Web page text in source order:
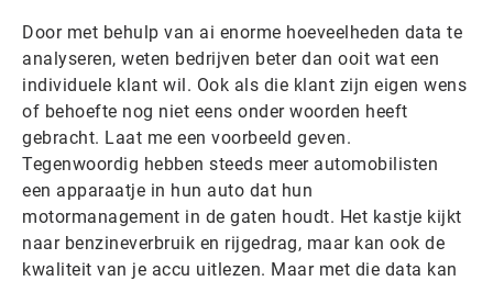
Door met behulp van ai enorme hoeveelheden data te
analyseren, weten bedrijven beter dan ooit wat een
individuele klant wil. Ook als die klant zijn eigen wens
of behoefte nog niet eens onder woorden heeft
gebracht. Laat me een voorbeeld geven.
Tegenwoordig hebben steeds meer automobilisten
een apparaatje in hun auto dat hun
motormanagement in de gaten houdt. Het kastje kijkt
naar benzineverbruik en rijgedrag, maar kan ook de
kwaliteit van je accu uitlezen. Maar met die data kan